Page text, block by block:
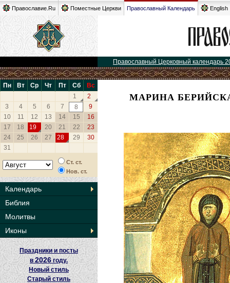
Православие.Ru Поместные Церкви Православный Календарь English
Православный Церковный календарь
Пн Вт Ср Чт Пт Сб
Вс
1
2
3
4 5 6 7 8
9
10
11 12 13 14 15
16
17
18 19 20 21 22
23
24
25 26 27 28 29
30
31
Ст. ст.
Нов. ст.
Календарь
Библия
Молитвы
Иконы
Праздники и посты
в2026 году.
Новый стиль
Старый стиль
МАРИНА